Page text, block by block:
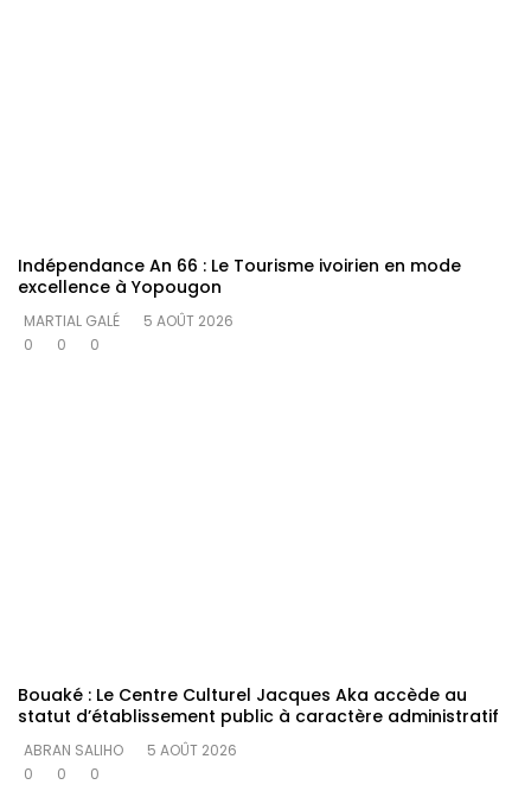
Indépendance An 66 : Le Tourisme ivoirien en mode
excellence à Yopougon
MARTIAL GALÉ
5 AOÛT 2026
0
0 0
Bouaké : Le Centre Culturel Jacques Aka accède au
statut d’établissement public à caractère administratif
ABRAN SALIHO
5 AOÛT 2026
0
0 0